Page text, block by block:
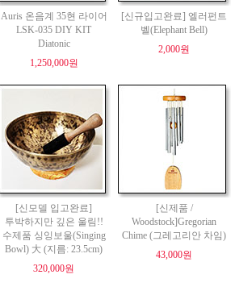
Auris 온음계 35현 라이어
LSK-035 DIY KIT
Diatonic
1,250,000원
[신규입고완료] 엘러펀트
벨(Elephant Bell)
2,000원
[신모델 입고완료]
투박하지만 깊은 울림!!
수제품 싱잉보울(Singing
Bowl) 大 (지름: 23.5cm)
320,000원
[신제품 /
Woodstock]Gregorian
Chime (그레고리안 차임)
43,000원